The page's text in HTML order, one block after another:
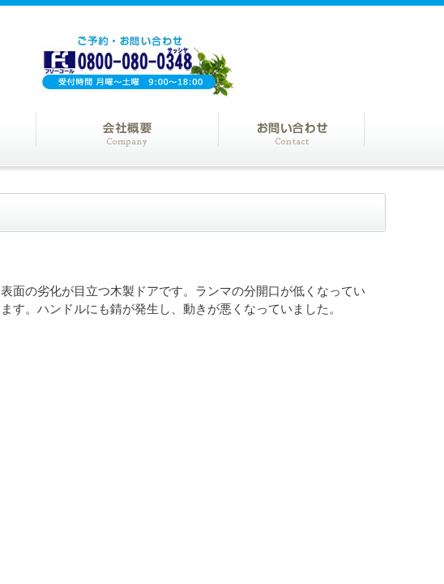
表面の劣化が目立つ木製ドアです。ランマの分開口が低くなってい
ます。ハンドルにも錆が発生し、動きが悪くなっていました。